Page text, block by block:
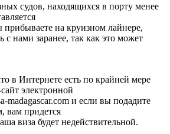
судов, находящихся в порту менее
на круизном лайнере,
с нами заранее, так как это может
в Интернете есть по крайней мере
электронной
madagascar.com и если вы подадите
вам придется
виза будет недействительной.